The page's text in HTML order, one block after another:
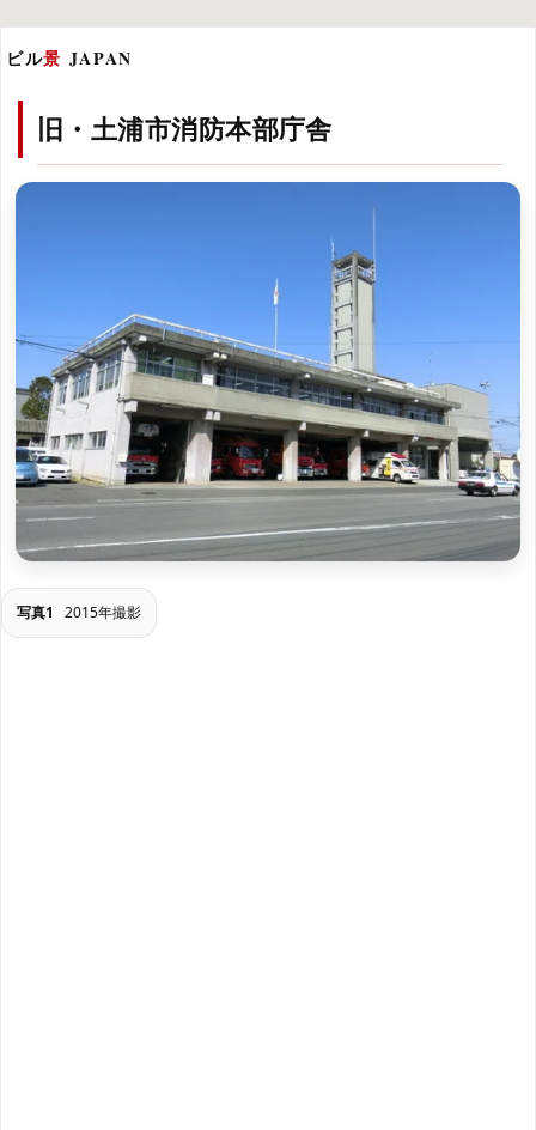
ビル景 JAPAN
旧・土浦市消防本部庁舎
写真1 2015年撮影